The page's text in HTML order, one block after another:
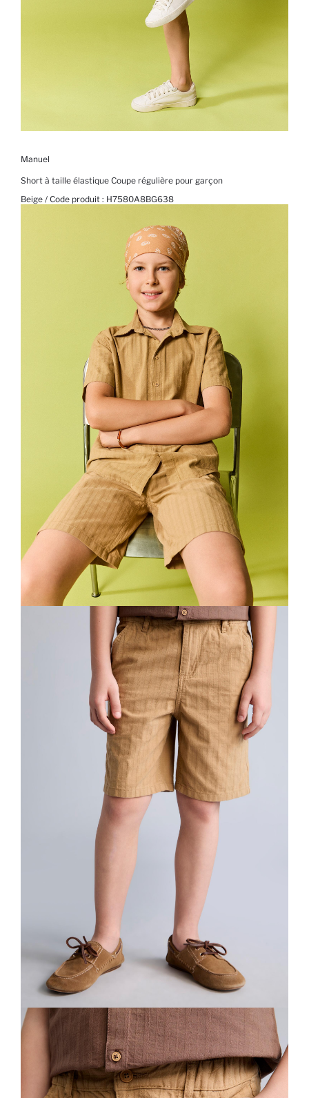
Manuel
Short à taille élastique Coupe régulière pour garçon
Beige / Code produit : H7580A8BG638